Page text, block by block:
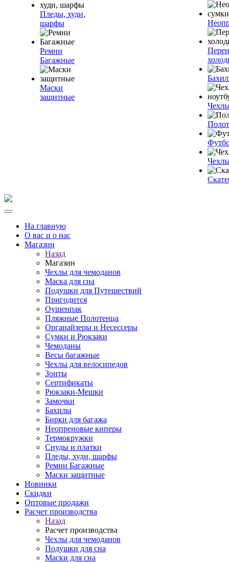
Пледы, худи,
шарфы
Ремни
Багажные
Маски
защитные
На главную
О вас и о нас
Магазин
Назад
Магазин
Чехлы для чемоданов
Маска для сна
Подушки для Путешествий
Пригодится
Оушенпак
Пляжные Полотенца
Органайзеры и Несессеры
Сумки и Рюкзаки
Чемоданы
Весы багажные
Чехлы для велосипедов
Зонты
Сертификаты
Рюкзаки-Мешки
Замочки
Бахилы
Бирки для багажа
Неопреновые киперы
Термокружки
Снуды и платки
Пледы, худи, шарфы
Ремни Багажные
Маски защитные
Новинки
Скидки
Оптовые продажи
Расчет производства
Назад
Расчет производства
Чехлы для чемоданов
Подушки для сна
Маски для сна